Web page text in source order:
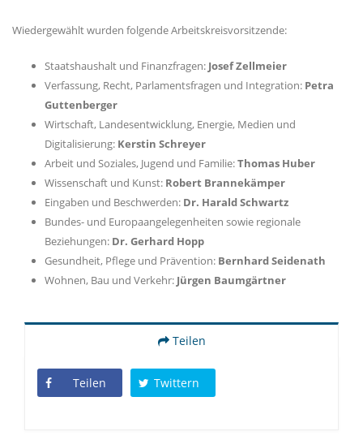
Wiedergewählt wurden folgende Arbeitskreisvorsitzende:
Staatshaushalt und Finanzfragen: Josef Zellmeier
Verfassung, Recht, Parlamentsfragen und Integration: Petra
Guttenberger
Wirtschaft, Landesentwicklung, Energie, Medien und
Digitalisierung: Kerstin Schreyer
Arbeit und Soziales, Jugend und Familie:Thomas Huber
Wissenschaft und Kunst: Robert Brannekämper
Eingaben und Beschwerden: Dr. Harald Schwartz
Bundes- und Europaangelegenheiten sowie regionale
Beziehungen: Dr. Gerhard Hopp
Gesundheit, Pflege und Prävention: Bernhard Seidenath
Wohnen, Bau und Verkehr: Jürgen Baumgärtner
Teilen
Teilen Twittern